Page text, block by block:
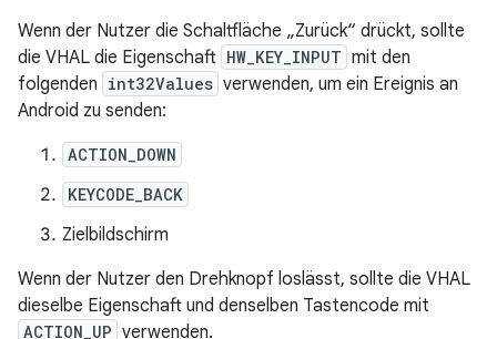
Wenn der Nutzer die Schaltfläche „Zurück“ drückt, sollte
die VHAL die Eigenschaft HW_KEY_INPUT mit den
folgenden int32Values verwenden, um ein Ereignis an
Android zu senden:
ACTION_DOWN
KEYCODE_BACK
Zielbildschirm
Wenn der Nutzer den Drehknopf loslässt, sollte die VHAL
dieselbe Eigenschaft und denselben Tastencode mit
ACTION_UP verwenden.